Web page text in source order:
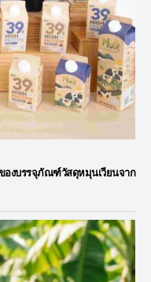
งบรรจุภัณฑ์วัสดุหมุนเวียนจาก